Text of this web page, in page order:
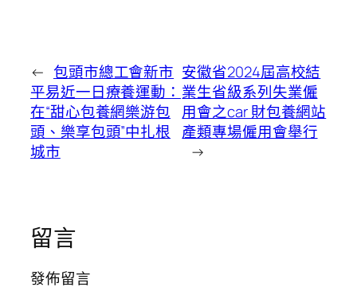
← 包頭市總工會新市
平易近一日療養運動：
在“甜心包養網樂游包
頭、樂享包頭”中扎根
城市
安徽省2024屆高校結
業生省級系列失業僱
用會之car 財包養網站
產類專場僱用會舉行
→
留言
發佈留言